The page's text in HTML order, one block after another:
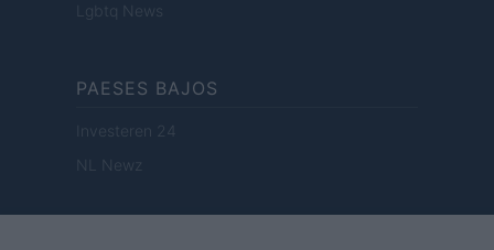
Lgbtq News
PAESES BAJOS
Investeren 24
NL Newz